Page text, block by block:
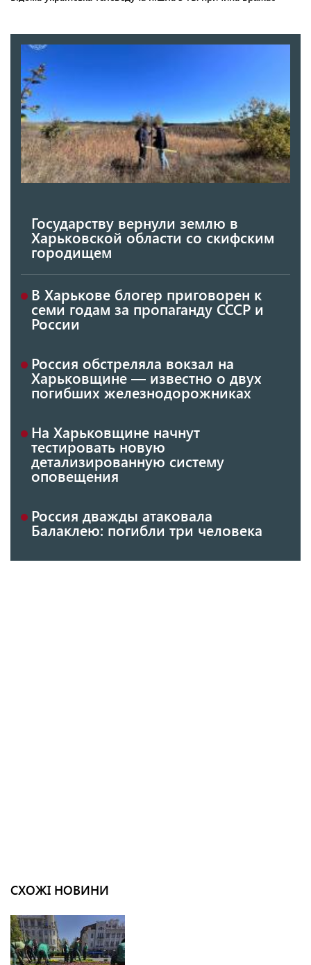
Государству вернули землю в
Харьковской области со скифским
городищем
В Харькове блогер приговорен к
семи годам за пропаганду СССР и
России
Россия обстреляла вокзал на
Харьковщине — известно о двух
погибших железнодорожниках
На Харьковщине начнут
тестировать новую
детализированную систему
оповещения
Россия дважды атаковала
Балаклею: погибли три человека
СХОЖІ НОВИНИ